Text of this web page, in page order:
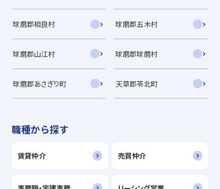
球磨郡相良村 球磨郡五木村
球磨郡山江村 球磨郡球磨村
球磨郡あさぎり町 天草郡苓北町
職種から探す
賃貸仲介 売買仲介